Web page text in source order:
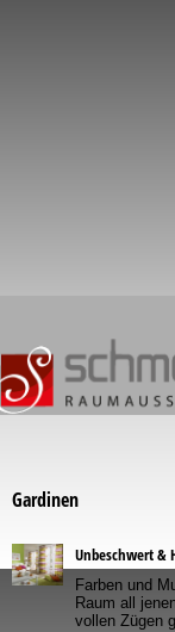
Gardinen
Unbeschwert &
Farben und
Raum all
vollen Zügen